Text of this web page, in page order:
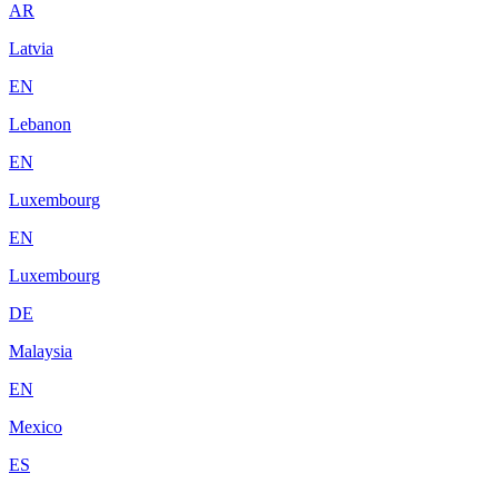
AR
Latvia
EN
Lebanon
EN
Luxembourg
EN
Luxembourg
DE
Malaysia
EN
Mexico
ES